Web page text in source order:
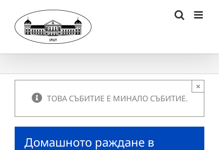
content
ТОВА СЪБИТИЕ Е МИНАЛО СЪБИТИЕ.
×
Домашното раждане в